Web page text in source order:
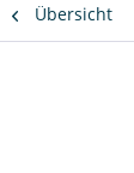
Übersicht